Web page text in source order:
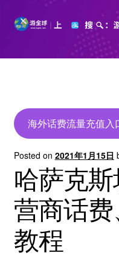
Skip
Skip
首页
公司介绍
海外话费流量充值入
Posted on 2021年1月15日
哈萨克
营商话
教程